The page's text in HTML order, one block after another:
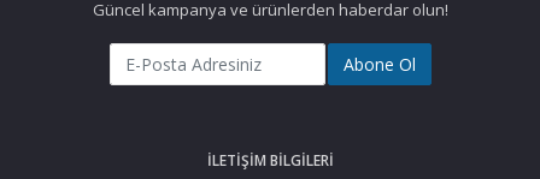
Güncel kampanya ve ürünlerden haberdar olun!
Abone Ol
İLETIŞIM BILGILERI